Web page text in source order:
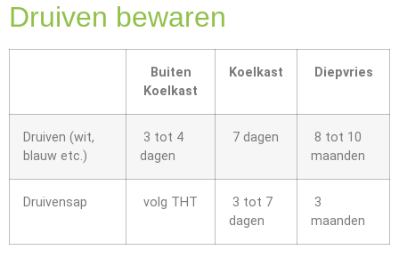
Druiven bewaren
Buiten
Koelkast
Koelkast Diepvries
Druiven (wit,
blauw etc.)
3 tot 4
dagen
7 dagen
8 tot 10
maanden
Druivensap volg THT
3 tot 7
dagen
3
maanden